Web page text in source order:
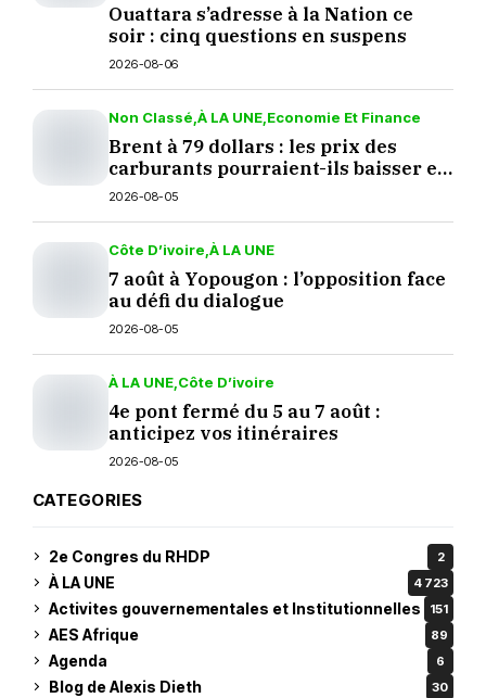
Ouattara s’adresse à la Nation ce
soir : cinq questions en suspens
2026-08-06
Non Classé À LA UNE Economie Et Finance
Brent à 79 dollars : les prix des
carburants pourraient-ils baisser en
septembre ?
2026-08-05
Côte D’ivoire À LA UNE
7 août à Yopougon : l’opposition face
au défi du dialogue
2026-08-05
À LA UNE Côte D’ivoire
4e pont fermé du 5 au 7 août :
anticipez vos itinéraires
2026-08-05
CATEGORIES
2e Congres du RHDP 2
À LA UNE 4 723
Activites gouvernementales et Institutionnelles 151
AES Afrique 89
Agenda 6
Blog de Alexis Dieth 30